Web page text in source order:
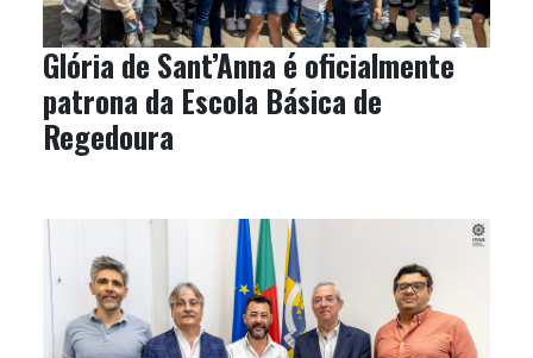
Glória de Sant’Anna é oficialmente
patrona da Escola Básica de
Regedoura